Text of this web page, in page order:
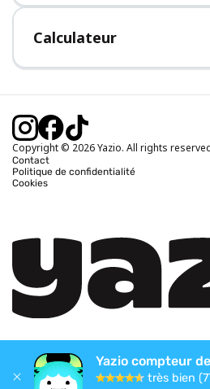
Centre d'aide
Calculateur
Calcul IMC
Calcul poids idéal
Calcul calories brûlées
Copyright © 2026 Yazio. All rights
Contact
Politique de confidentialité
Cookies
Yazio compteur
très bien